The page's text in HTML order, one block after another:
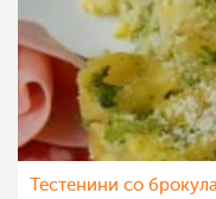
Тестенини со